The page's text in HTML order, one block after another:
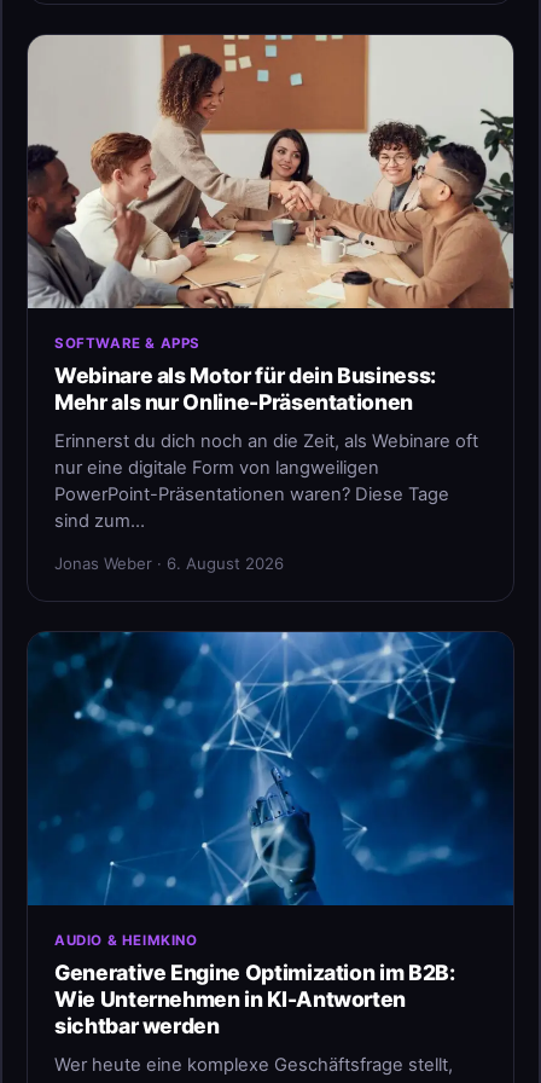
SOFTWARE & APPS
Webinare als Motor für dein Business:
Mehr als nur Online-Präsentationen
Erinnerst du dich noch an die Zeit, als Webinare oft
nur eine digitale Form von langweiligen
PowerPoint-Präsentationen waren? Diese Tage
sind zum…
Jonas Weber · 6. August 2026
AUDIO & HEIMKINO
Generative Engine Optimization im B2B:
Wie Unternehmen in KI-Antworten
sichtbar werden
Wer heute eine komplexe Geschäftsfrage stellt,